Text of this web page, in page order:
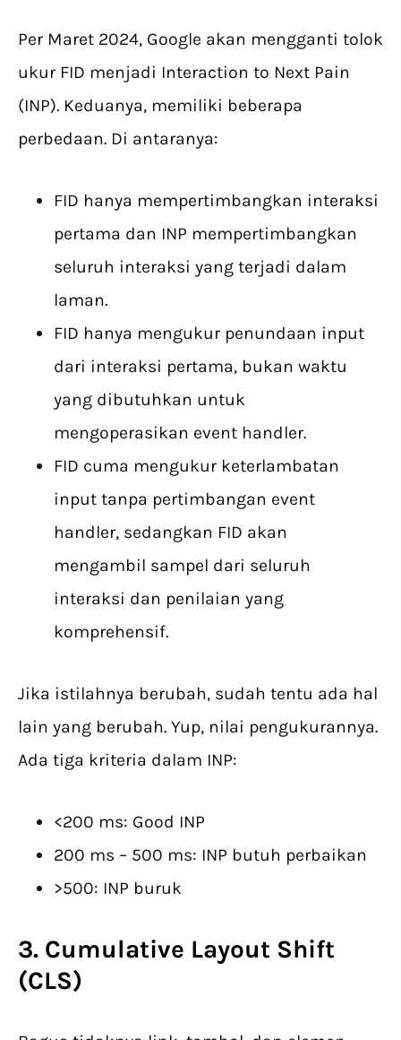
Per Maret 2024, Google akan mengganti tolok
ukur FID menjadi Interaction to Next Pain
(INP). Keduanya, memiliki beberapa
perbedaan. Di antaranya:
FID hanya mempertimbangkan interaksi
pertama dan INP mempertimbangkan
seluruh interaksi yang terjadi dalam
laman.
FID hanya mengukur penundaan input
dari interaksi pertama, bukan waktu
yang dibutuhkan untuk
mengoperasikan event handler.
FID cuma mengukur keterlambatan
input tanpa pertimbangan event
handler, sedangkan FID akan
mengambil sampel dari seluruh
interaksi dan penilaian yang
komprehensif.
Jika istilahnya berubah, sudah tentu ada hal
lain yang berubah. Yup, nilai pengukurannya.
Ada tiga kriteria dalam INP:
<200 ms: Good INP
200 ms – 500 ms: INP butuh perbaikan
>500: INP buruk
3. Cumulative Layout Shift
(CLS)